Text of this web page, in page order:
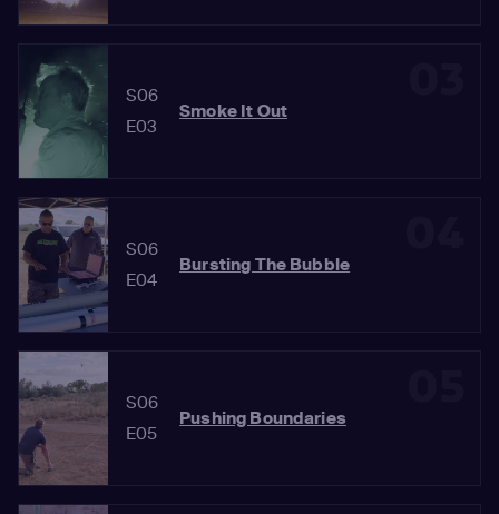
S06
E03
Smoke It Out
S06
E04
Bursting The Bubble
S06
E05
Pushing Boundaries